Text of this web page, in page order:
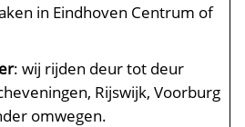
in Eindhoven Centrum of
: wij rijden deur tot deur
Rijswijk, Voorburg
omwegen.